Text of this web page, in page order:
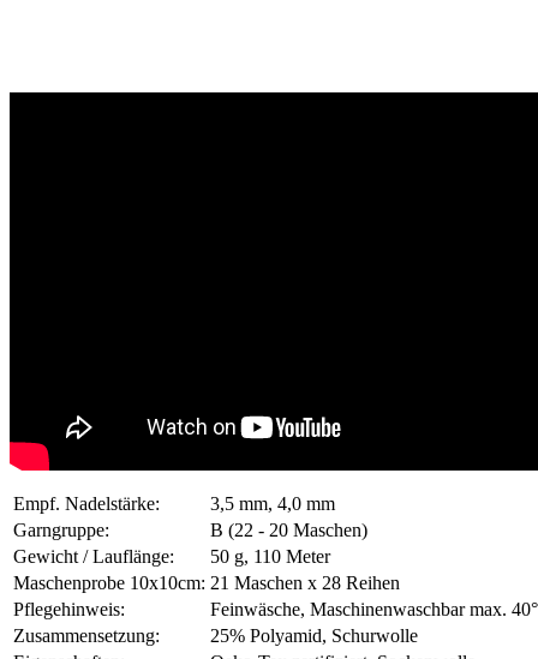
Empf. Nadelstärke:
3,5 mm, 4,0 mm
Garngruppe:
B (22 - 20 Maschen)
Gewicht / Lauflänge:
50 g, 110 Meter
Maschenprobe 10x10cm: 21 Maschen x 28 Reihen
Pflegehinweis:
Feinwäsche, Maschinenwaschbar max.
Zusammensetzung:
25% Polyamid, Schurwolle